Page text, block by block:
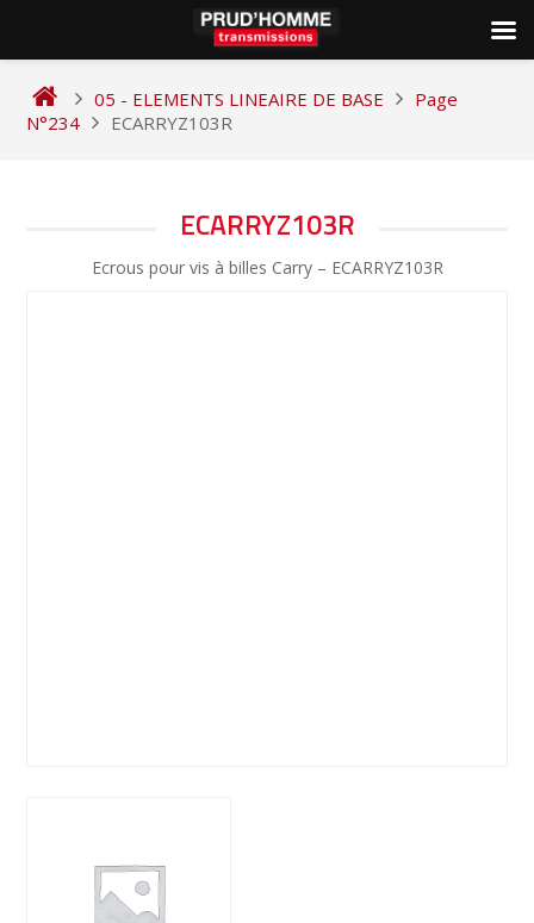
content
05 - ELEMENTS LINEAIRE DE BASE
Page
N°234
ECARRYZ103R
ECARRYZ103R
Ecrous pour vis à billes Carry – ECARRYZ103R